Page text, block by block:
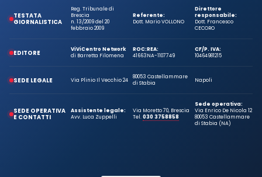
TESTATA
GIORNALISTICA
Reg. Tribunale di
Brescia
n. 13/2009 del 20
febbraio 2009
Referente:
Dott. Mario VOLLONO
Direttore
responsabile:
Dott. Francesco
CECORO
EDITORE
ViViCentro Network
di Barretta Filomena
ROC:
41663
REA:
NA-1107749
CF/P. IVA:
10464981215
SEDE LEGALE Via Plinio Il Vecchio 24
80053 Castellammare
di Stabia
Napoli
SEDE OPERATIVA
E CONTATTI
Assistente legale:
Avv. Luca Zuppelli
Via Moretto 70, Brescia
Tel.030 3758858
Sede operativa:
Via Enrico De Nicola 12
80053 Castellammare
di Stabia (NA)